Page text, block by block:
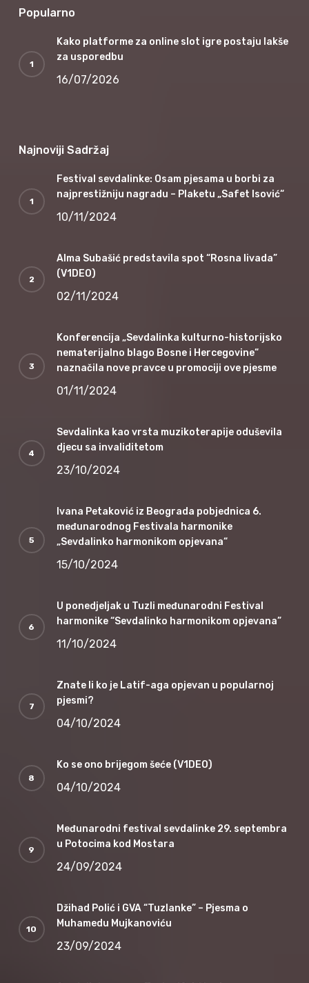
Popularno
Kako platforme za online slot igre postaju lakše
za usporedbu
16/07/2026
Najnoviji Sadržaj
Festival sevdalinke: Osam pjesama u borbi za
najprestižniju nagradu – Plaketu „Safet Isović“
10/11/2024
Alma Subašić predstavila spot “Rosna livada”
(V1DEO)
02/11/2024
Konferencija „Sevdalinka kulturno-historijsko
nematerijalno blago Bosne i Hercegovine“
naznačila nove pravce u promociji ove pjesme
01/11/2024
Sevdalinka kao vrsta muzikoterapije oduševila
djecu sa invaliditetom
23/10/2024
Ivana Petaković iz Beograda pobjednica 6.
međunarodnog Festivala harmonike
„Sevdalinko harmonikom opjevana“
15/10/2024
U ponedjeljak u Tuzli međunarodni Festival
harmonike “Sevdalinko harmonikom opjevana”
11/10/2024
Znate li ko je Latif-aga opjevan u popularnoj
pjesmi?
04/10/2024
Ko se ono brijegom šeće (V1DEO)
04/10/2024
Međunarodni festival sevdalinke 29. septembra
u Potocima kod Mostara
24/09/2024
Džihad Polić i GVA “Tuzlanke” – Pjesma o
Muhamedu Mujkanoviću
23/09/2024